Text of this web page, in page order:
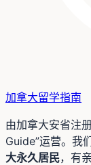
加拿大留学指南
由加拿大安省注
Guide”运营。我
大永久居民，有